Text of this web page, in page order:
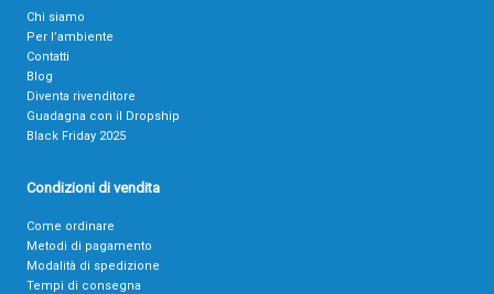
Chi siamo
Per l’ambiente
Contatti
Blog
Diventa rivenditore
Guadagna con il Dropship
Black Friday 2025
Condizioni di vendita
Come ordinare
Metodi di pagamento
Modalità di spedizione
Tempi di consegna